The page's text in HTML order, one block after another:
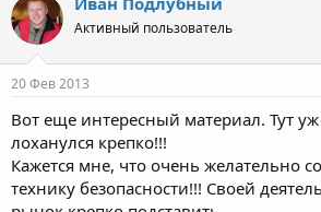
Активный пользователь
20 Фев 2013
Вот еще интересный материал. Тут
лоханулся крепко!!!
Кажется мне, что очень желательно
технику безопасности!!! Своей